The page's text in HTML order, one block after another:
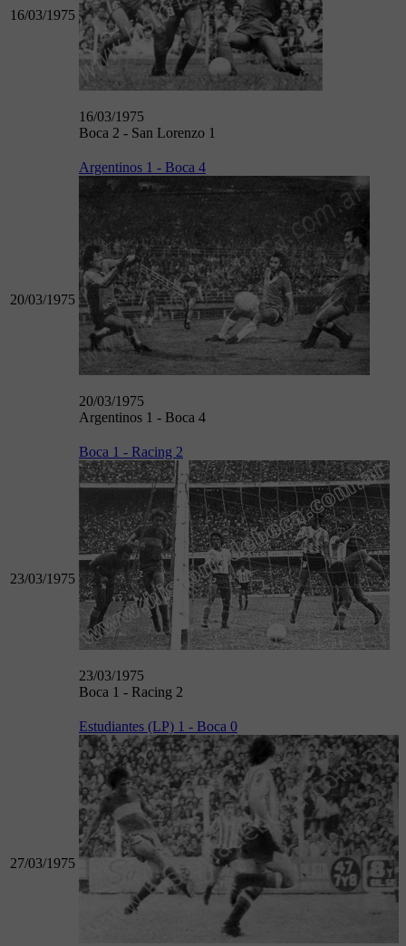
16/03/1975
16/03/1975
Boca 2 - San Lorenzo 1
20/03/1975
Argentinos 1 - Boca 4
20/03/1975
Argentinos 1 - Boca 4
23/03/1975
Boca 1 - Racing 2
23/03/1975
Boca 1 - Racing 2
27/03/1975
Estudiantes (LP) 1 - Boca 0